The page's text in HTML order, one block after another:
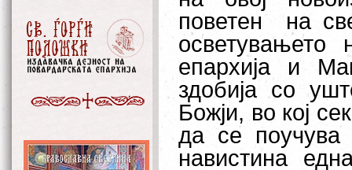
поветен на
осветувањето
епархија и
здобија со
Божји, во кој
да се поучува
навистина